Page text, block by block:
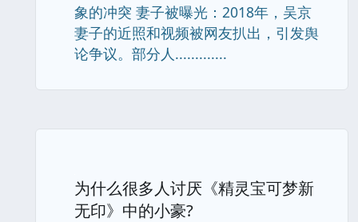
象的冲突 妻子被曝光：2018年，吴京
妻子的近照和视频被网友扒出，引发舆
论争议。部分人.............
为什么很多人讨厌《精灵宝可梦新
无印》中的小豪?